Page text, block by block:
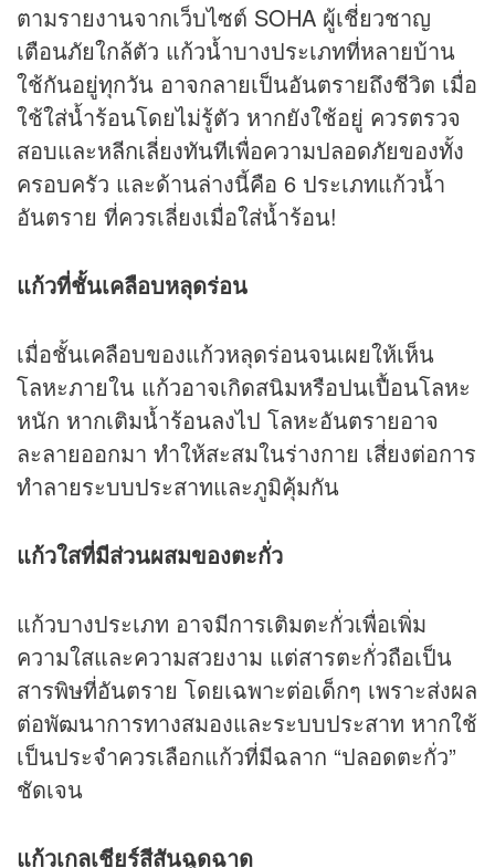
ตามรายงานจากเว็บไซต์ SOHA ผู้เชี่ยวชาญ
เตือนภัยใกล้ตัว แก้วน้ำบางประเภทที่หลายบ้าน
ใช้กันอยู่ทุกวัน อาจกลายเป็นอันตรายถึงชีวิต เมื่อ
ใช้ใส่น้ำร้อนโดยไม่รู้ตัว หากยังใช้อยู่ ควรตรวจ
สอบและหลีกเลี่ยงทันทีเพื่อความปลอดภัยของทั้ง
ครอบครัว และด้านล่างนี้คือ 6 ประเภทแก้วน้ำ
อันตราย ที่ควรเลี่ยงเมื่อใส่น้ำร้อน!
แก้วที่ชั้นเคลือบหลุดร่อน
เมื่อชั้นเคลือบของแก้วหลุดร่อนจนเผยให้เห็น
โลหะภายใน แก้วอาจเกิดสนิมหรือปนเปื้อนโลหะ
หนัก หากเติมน้ำร้อนลงไป โลหะอันตรายอาจ
ละลายออกมา ทำให้สะสมในร่างกาย เสี่ยงต่อการ
ทำลายระบบประสาทและภูมิคุ้มกัน
แก้วใสที่มีส่วนผสมของตะกั่ว
แก้วบางประเภท อาจมีการเติมตะกั่วเพื่อเพิ่ม
ความใสและความสวยงาม แต่สารตะกั่วถือเป็น
สารพิษที่อันตราย โดยเฉพาะต่อเด็กๆ เพราะส่งผล
ต่อพัฒนาการทางสมองและระบบประสาท หากใช้
เป็นประจำควรเลือกแก้วที่มีฉลาก “ปลอดตะกั่ว”
ชัดเจน
แก้วเกลเชียร์สีสันฉูดฉาด